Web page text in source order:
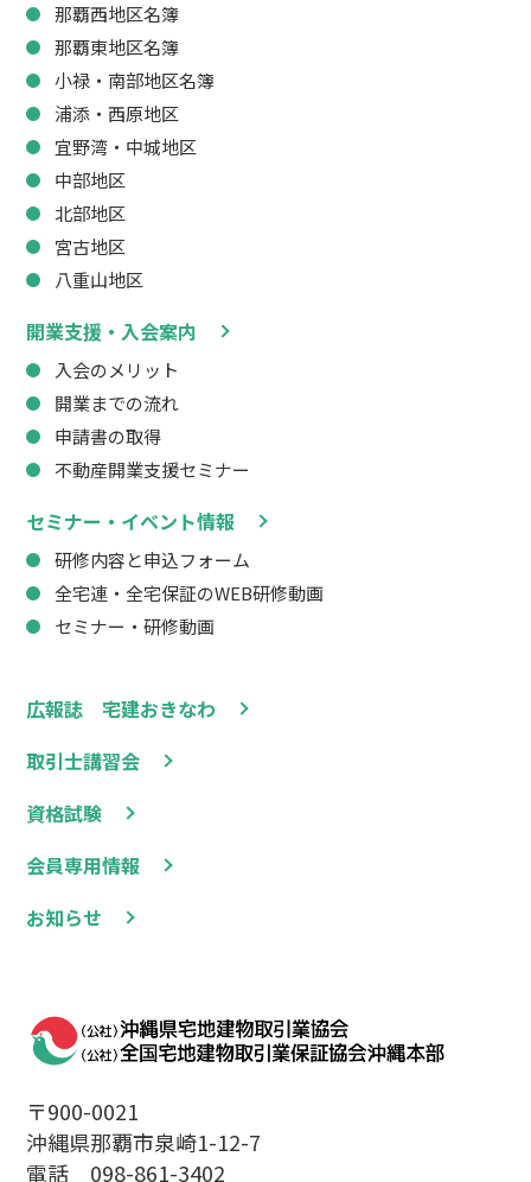
広報誌 宅建おきなわ
取引士講習会
資格試験
会員専用情報
お知らせ
那覇西地区名簿
那覇東地区名簿
小禄・南部地区名簿
浦添・西原地区
宜野湾・中城地区
中部地区
北部地区
宮古地区
八重山地区
開業支援・入会案内
入会のメリット
開業までの流れ
申請書の取得
不動産開業支援セミナー
セミナー・イベント情報
研修内容と申込フォーム
全宅連・全宅保証のWEB研修動画
セミナー・研修動画
〒900-0021
沖縄県那覇市泉崎1-12-7
電話 098-861-3402